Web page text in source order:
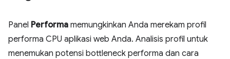
Panel Performa memungkinkan Anda merekam profil
performa CPU aplikasi web Anda. Analisis profil untuk
menemukan potensi bottleneck performa dan cara